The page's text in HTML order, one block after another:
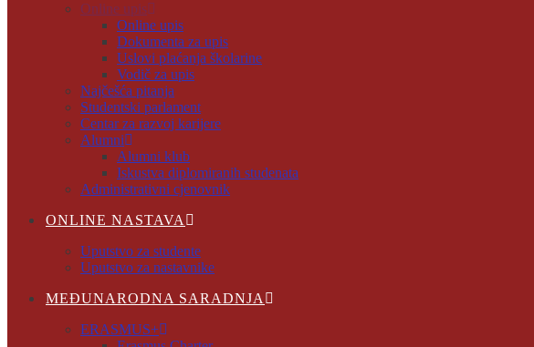
Online upis
Online upis
Dokumenta za upis
Uslovi plaćanja školarine
Vodič za upis
Najčešća pitanja
Studentski parlament
Centar za razvoj karijere
Alumni
Alumni klub
Iskustva diplomiranih studenata
Administrativni cjenovnik
ONLINE NASTAVA
Uputstvo za studente
Uputstvo za nastavnike
MEĐUNARODNA SARADNJA
ERASMUS+